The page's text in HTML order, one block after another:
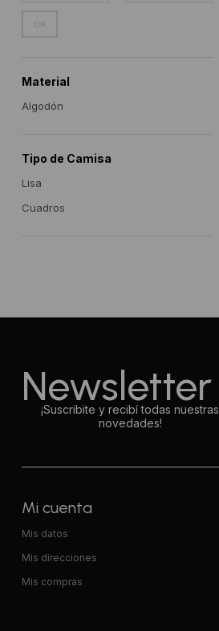
Material
Algodón
Tipo de Camisa
Lisa
Cuadros
Newsletter
¡Suscribite y recibí todas nuestras
novedades!
Mi cuenta
Mis datos
Mis direcciones
Mis compras